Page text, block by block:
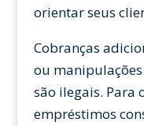
orientar seus
Cobranças
ou
são ilegais. Para
empréstimos